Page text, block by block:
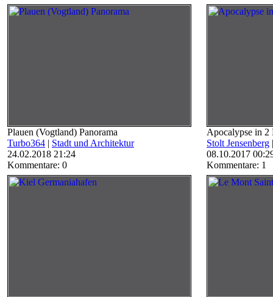
Plauen (Vogtland) Panorama
Turbo364 | Stadt und Architektur
24.02.2018 21:24
Kommentare: 0
Apocalypse in 2
Stolt Jensenberg
08.10.2017
Kommentare: 1